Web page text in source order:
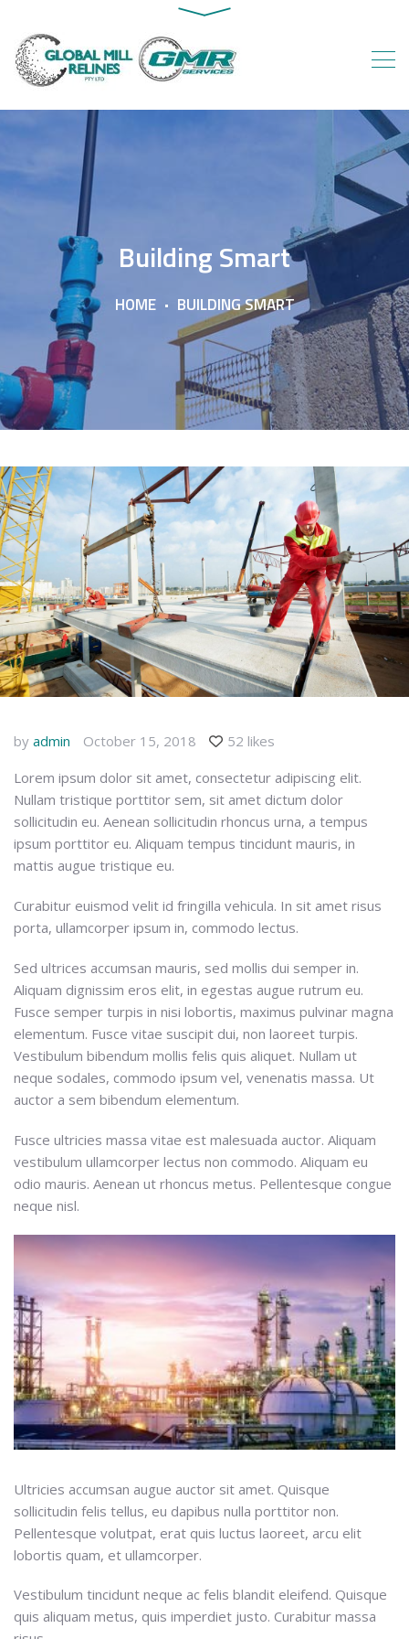
Building Smart
HOME BUILDING SMART
by admin October 15, 2018
52 likes
Lorem ipsum dolor sit amet, consectetur adipiscing elit.
Nullam tristique porttitor sem, sit amet dictum dolor
sollicitudin eu. Aenean sollicitudin rhoncus urna, a tempus
ipsum porttitor eu. Aliquam tempus tincidunt mauris, in
mattis augue tristique eu.
Curabitur euismod velit id fringilla vehicula. In sit amet risus
porta, ullamcorper ipsum in, commodo lectus.
Sed ultrices accumsan mauris, sed mollis dui semper in.
Aliquam dignissim eros elit, in egestas augue rutrum eu.
Fusce semper turpis in nisi lobortis, maximus pulvinar magna
elementum. Fusce vitae suscipit dui, non laoreet turpis.
Vestibulum bibendum mollis felis quis aliquet. Nullam ut
neque sodales, commodo ipsum vel, venenatis massa. Ut
auctor a sem bibendum elementum.
Fusce ultricies massa vitae est malesuada auctor. Aliquam
vestibulum ullamcorper lectus non commodo. Aliquam eu
odio mauris. Aenean ut rhoncus metus. Pellentesque congue
neque nisl.
Ultricies accumsan augue auctor sit amet. Quisque
sollicitudin felis tellus, eu dapibus nulla porttitor non.
Pellentesque volutpat, erat quis luctus laoreet, arcu elit
lobortis quam, et ullamcorper.
Vestibulum tincidunt neque ac felis blandit eleifend. Quisque
quis aliquam metus, quis imperdiet justo. Curabitur massa